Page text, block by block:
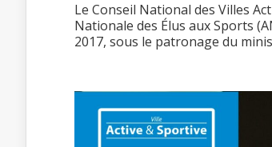
Le Conseil National des Villes
Nationale des Élus aux Sports
2017, sous le patronage du